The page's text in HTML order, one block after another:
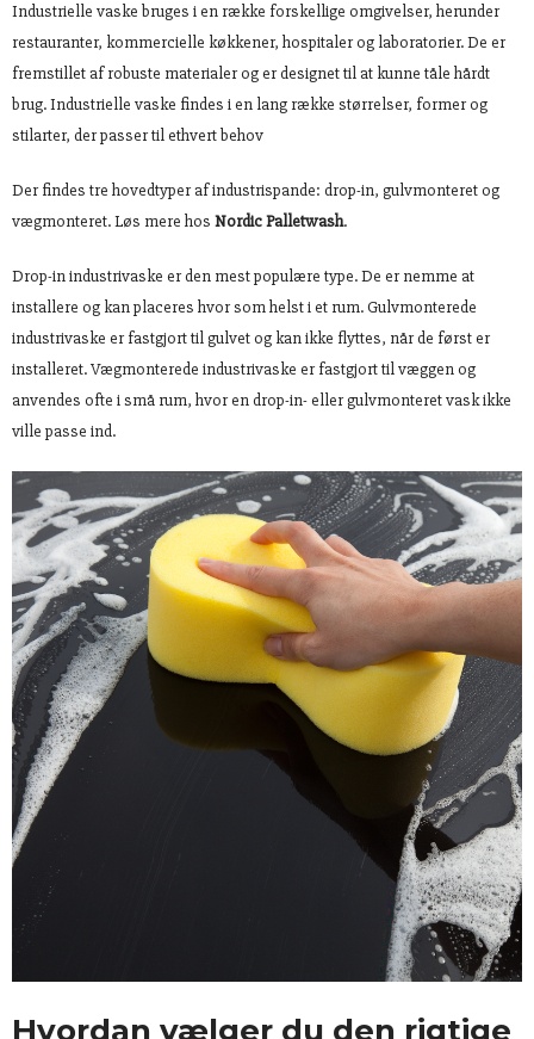
Industrielle vaske bruges i en række forskellige omgivelser, herunder
restauranter, kommercielle køkkener, hospitaler og laboratorier. De er
fremstillet af robuste materialer og er designet til at kunne tåle hårdt
brug. Industrielle vaske findes i en lang række størrelser, former og
stilarter, der passer til ethvert behov
Der findes tre hovedtyper af industrispande: drop-in, gulvmonteret og
vægmonteret. Løs mere hos Nordic Palletwash.
Drop-in industrivaske er den mest populære type. De er nemme at
installere og kan placeres hvor som helst i et rum. Gulvmonterede
industrivaske er fastgjort til gulvet og kan ikke flyttes, når de først er
installeret. Vægmonterede industrivaske er fastgjort til væggen og
anvendes ofte i små rum, hvor en drop-in- eller gulvmonteret vask ikke
ville passe ind.
Hvordan vælger du den rigtige